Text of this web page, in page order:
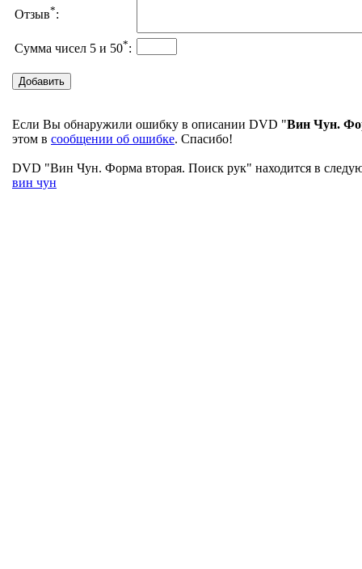
Отзыв*:
Сумма чисел 5 и 50*:
Если Вы обнаружили ошибку в описании DVD "Вин Чун.
этом в сообщении об ошибке. Спасибо!
DVD "Вин Чун. Форма вторая. Поиск рук" находится в
вин чун